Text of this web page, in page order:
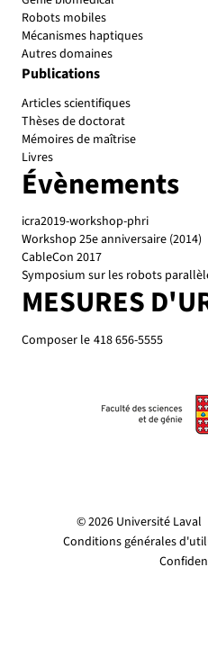
© 2026 Université Laval
Conditions générales
Robots mobiles
Mécanismes haptiques
Autres domaines
Publications
Articles scientifiques
Thèses de doctorat
Mémoires de maîtrise
Livres
Évènements
icra2019-workshop-phri
Workshop 25e anniversaire (2014)
CableCon 2017
Symposium sur les robots
MESURES
Composer le 418 656-5555